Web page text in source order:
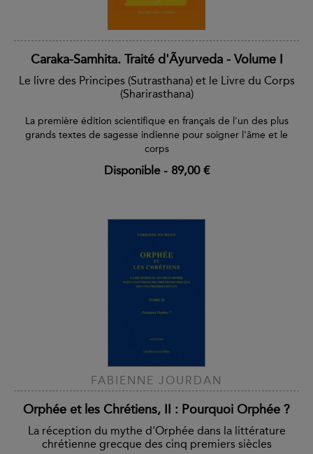
Caraka-Samhita. Traité d'Ãyurveda - Volume I
Le livre des Principes (Sutrasthana) et le Livre du Corps
(Sharirasthana)
La première édition scientifique en français de l'un des plus
grands textes de sagesse indienne pour soigner l'âme et le
corps
Disponible- 89,00 €
FABIENNE JOURDAN
Orphée et les Chrétiens, II : Pourquoi Orphée ?
La réception du mythe d'Orphée dans la littérature
chrétienne grecque des cinq premiers siècles